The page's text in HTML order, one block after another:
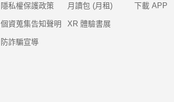
隱私權保護政策
個資蒐集告知聲明
防詐騙宣導
月讀包 (月租)
XR 體驗書展
下載 APP